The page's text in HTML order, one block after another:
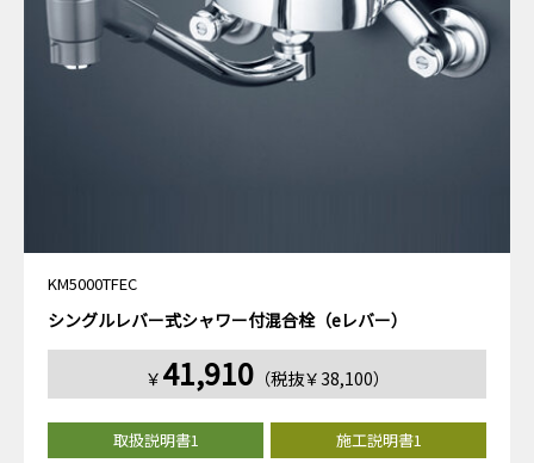
KM5000TFEC
シングルレバー式シャワー付混合栓（eレバー）
￥ 41,910（税抜￥38,100）
取扱説明書1
施工説明書1